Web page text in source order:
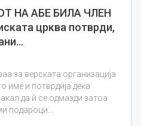
НА АБЕ БИЛА ЧЛЕН
црква потврди,
за верската организација
име и потврдија дека
да ѝ се одмазди затоа
подароци…